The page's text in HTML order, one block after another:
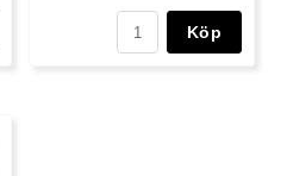
Köp